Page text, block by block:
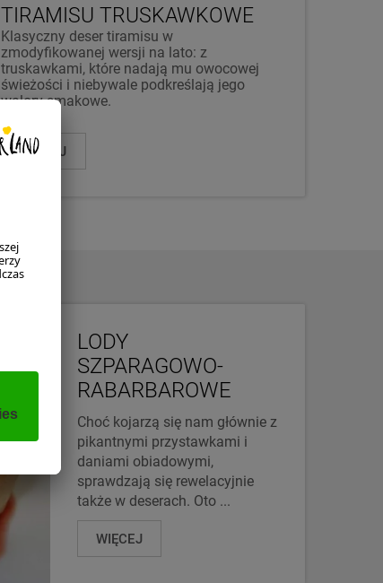
TIRAMISU TRUSKAWKOWE
Klasyczny deser tiramisu w
zmodyfikowanej wersji na lato: z
truskawkami, które nadają mu owocowej
świeżości i niebywale podkreślają jego
walory smakowe.
WIĘCEJ
LODY
SZPARAGOWO-
RABARBAROWE
Choć kojarzą się nam głównie z
pikantnymi przystawkami i
daniami obiadowymi,
sprawdzają się rewelacyjnie
także w deserach. Oto ...
WIĘCEJ